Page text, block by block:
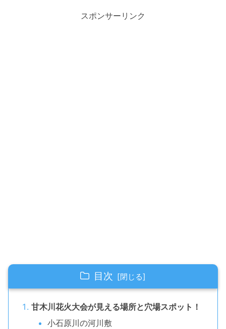
スポンサーリンク
目次
甘木川花火大会が見える場所と穴場スポット！
小石原川の河川敷